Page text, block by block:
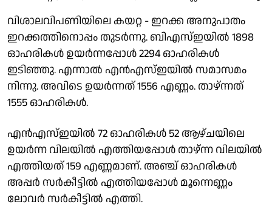
വിശാലവിപണിയിലെ കയറ്റ - ഇറക്ക അനുപാതം
ഇറക്കത്തിനൊപ്പം തുടര്‍ന്നു. ബിഎസ്ഇയില്‍ 1898
ഓഹരികള്‍ ഉയര്‍ന്നപ്പോള്‍ 2294 ഓഹരികള്‍
ഇടിഞ്ഞു. എന്നാല്‍ എന്‍എസ്ഇയില്‍ സമാസമം
നിന്നു. അവിടെ ഉയര്‍ന്നത് 1556 എണ്ണം. താഴ്ന്നത്
1555 ഓഹരികള്‍.
എന്‍എസ്ഇയില്‍ 72 ഓഹരികള്‍ 52 ആഴ്ചയിലെ
ഉയര്‍ന്ന വിലയില്‍ എത്തിയപ്പോള്‍ താഴ്ന്ന വിലയില്‍
എത്തിയത് 159 എണ്ണമാണ്. അഞ്ച് ഓഹരികള്‍
അപ്പര്‍ സര്‍കീട്ടില്‍ എത്തിയപ്പോള്‍ മൂന്നെണ്ണം
ലോവര്‍ സര്‍കീട്ടില്‍ എത്തി.